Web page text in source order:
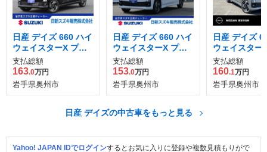
日産 デイズ 660 ハイ
ウェイスターX プロ
パイロット エディシ
ョン 4WD
支払総額
163.0万円
岩手県奥州市
日産 デイズ 660 ハイ
ウェイスターX プロ
パイロット エディシ
ョン 4WD
支払総額
153.0万円
岩手県奥州市
日産 デイズ
ウェイスター
パイロット
ョン 4WD
支払総額
160.1万円
岩手県奥州市
日産 デイズの中古車をもっと見る
Yahoo! JAPAN IDでログインするとお気に入りに登録や複数見積もりがで